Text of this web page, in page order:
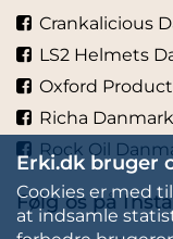
Crankalicious
LS2 Helmets
Oxford
Richa Danmark
Rock Oil
Følg os på
Erki.dk bruger
Cookies er med
at indsamle